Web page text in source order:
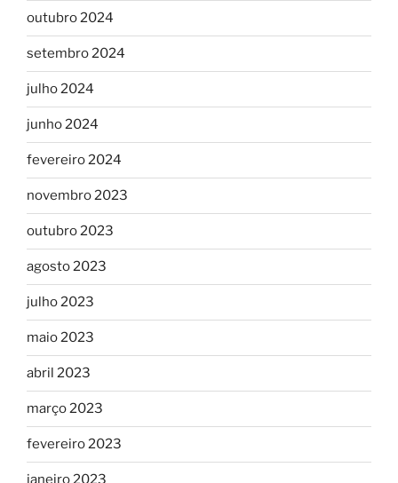
outubro 2024
setembro 2024
julho 2024
junho 2024
fevereiro 2024
novembro 2023
outubro 2023
agosto 2023
julho 2023
maio 2023
abril 2023
março 2023
fevereiro 2023
janeiro 2023